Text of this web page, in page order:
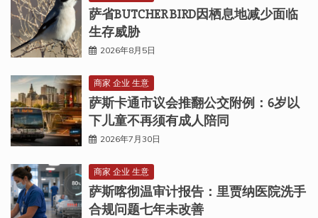
萨省BUTCHER BIRD因栖息地减少面临
生存威胁
2026年8月5日
商家 企业 生意
萨斯卡通市议会推翻公交附例：6岁以
下儿童不再须有成人陪同
2026年7月30日
商家 企业 生意
萨斯喀彻温审计报告：里贾纳医院洗手
合规问题七年未改善